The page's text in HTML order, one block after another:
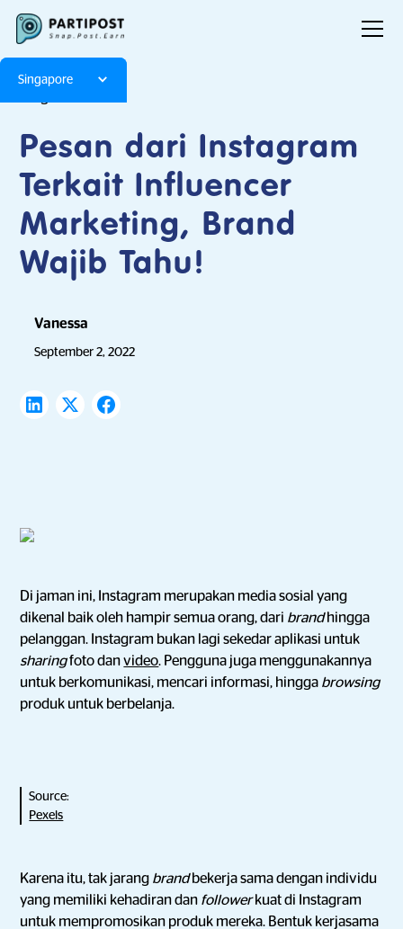
Singapore
Pesan dari Instagram
Terkait Influencer
Marketing, Brand
Wajib Tahu!
Vanessa
September 2, 2022
Di jaman ini, Instagram merupakan media sosial yang
dikenal baik oleh hampir semua orang, dari brandhingga
pelanggan. Instagram bukan lagi sekedar aplikasi untuk
sharingfoto danvideo. Pengguna juga menggunakannya
untuk berkomunikasi, mencari informasi, hingga browsing
produk untuk berbelanja.
Source:
Pexels
Karena itu, tak jarang brandbekerja sama dengan individu
yang memiliki kehadiran dan followerkuat di Instagram
untuk mempromosikan produk mereka. Bentuk kerjasama